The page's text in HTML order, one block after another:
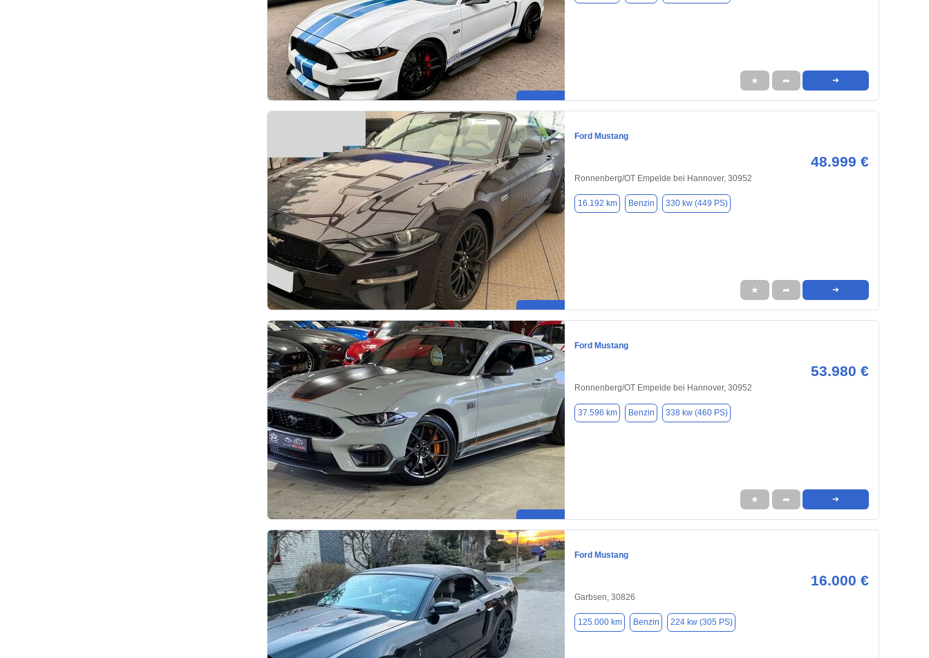
★ ➦ ➜
Ford Mustang
48.999 €
Ronnenberg/OT Empelde bei Hannover, 30952
16.192 km Benzin 330 kw (449 PS)
★ ➦ ➜
Ford Mustang
53.980 €
Ronnenberg/OT Empelde bei Hannover, 30952
37.596 km Benzin 338 kw (460 PS)
★ ➦ ➜
Ford Mustang
16.000 €
Garbsen, 30826
125.000 km Benzin 224 kw (305 PS)